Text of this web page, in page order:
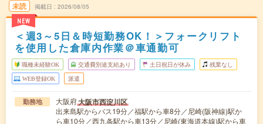
未読
NEW
掲載日 2026/08/05
＜週3～5日＆時短勤務OK！＞フォークリフト
を使用した倉庫内作業＠車通勤可
職種未経験OK 交通費別途支給あり 土日祝日が休み 残業なし
WEB登録OK 派遣
勤務地 大阪府大阪市西淀川区
出来島駅からバス19分／福駅から車8分／尼崎(阪神線)駅か
ら車10分／西九条駅から車13分／尼崎(東海道本線)駅から車